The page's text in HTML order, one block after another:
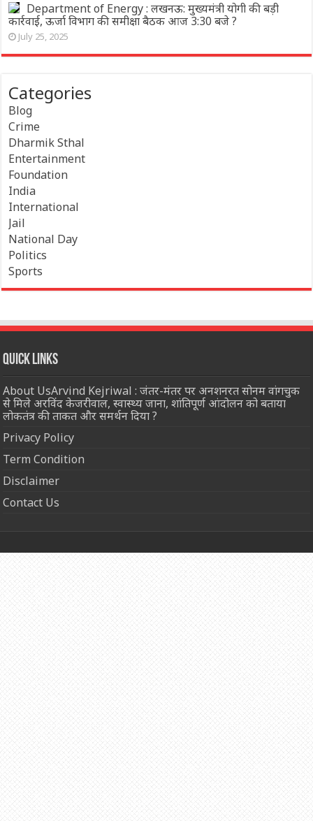
Department of Energy : लखनऊ: मुख्यमंत्री योगी की बड़ी
कार्रवाई, ऊर्जा विभाग की समीक्षा बैठक आज 3:30 बजे ?
July 25, 2025
Categories
Blog
Crime
Dharmik Sthal
Entertainment
Foundation
India
International
Jail
National Day
Politics
Sports
Quick Links
About UsArvind Kejriwal : जंतर-मंतर पर अनशनरत सोनम वांगचुक
से मिले अरविंद केजरीवाल, स्वास्थ्य जाना, शांतिपूर्ण आंदोलन को बताया
लोकतंत्र की ताकत और समर्थन दिया ?
Privacy Policy
Term Condition
Disclaimer
Contact Us